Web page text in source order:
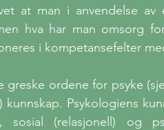
at man i anvendelse
hva har man omsorg
i kompetansefelter
greske ordene for psyke
kunnskap. Psykologiens
sosial (relasjonell) og